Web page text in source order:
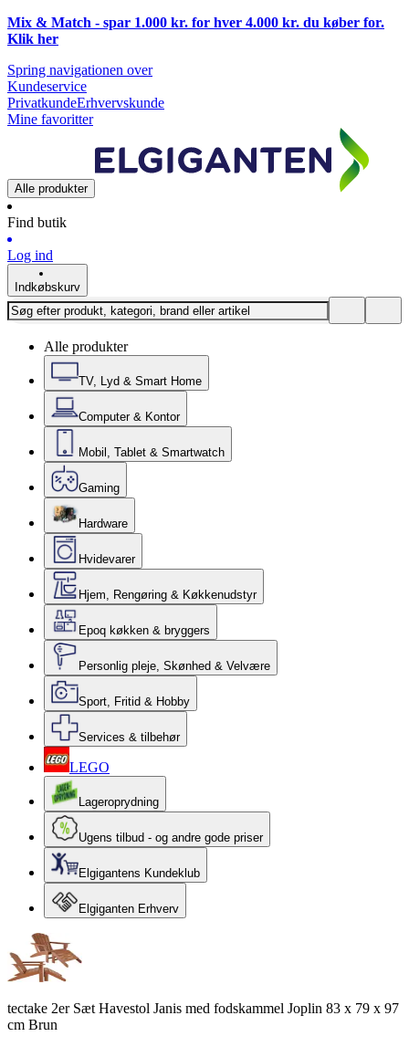
Mix & Match - spar 1.000 kr. for hver 4.000 kr. du køber for.
Klik her
Spring navigationen over
Kundeservice
PrivatkundeErhvervskunde
Mine favoritter
Alle produkter
Find butik
Log ind
Indkøbskurv
Alle produkter
TV, Lyd & Smart Home
Computer & Kontor
Mobil, Tablet & Smartwatch
Gaming
Hardware
Hvidevarer
Hjem, Rengøring & Køkkenudstyr
Epoq køkken & bryggers
Personlig pleje, Skønhed & Velvære
Sport, Fritid & Hobby
Services & tilbehør
LEGO
Lageroprydning
Ugens tilbud - og andre gode priser
Elgigantens Kundeklub
Elgiganten Erhverv
tectake 2er Sæt Havestol Janis med fodskammel Joplin 83 x 79 x 97
cm Brun